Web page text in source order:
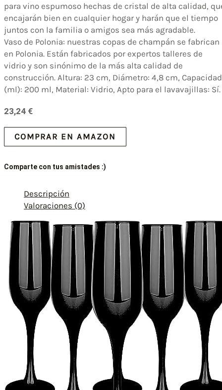
para vino espumoso hechas de cristal de alta calidad,
encajarán bien en cualquier hogar y harán que el tiempo
juntos con la familia o amigos sea más agradable.
Vaso de Polonia: nuestras copas de champán se fabrican
en Polonia. Están fabricados por expertos talleres de
vidrio y son sinónimo de la más alta calidad de
construcción. Altura: 23 cm, Diámetro: 4,8 cm, Capacidad
(ml): 200 ml, Material: Vidrio, Apto para el lavavajillas: Sí.
23,24 €
COMPRAR EN AMAZON
Comparte con tus amistades :)
Descripción
Valoraciones (0)